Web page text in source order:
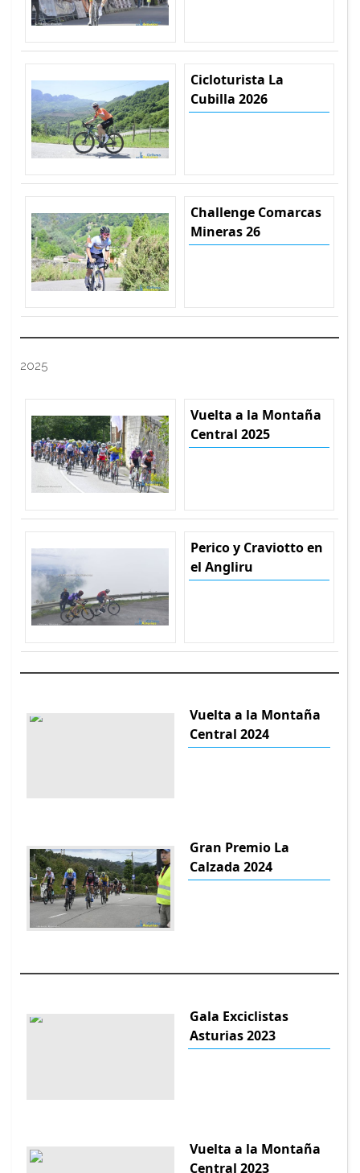
Cicloturista La
Cubilla 2026
Challenge Comarcas
Mineras 26
2025
Vuelta a la Montaña
Central 2025
Perico y Craviotto en
el Angliru
Vuelta a la Montaña
Central 2024
Gran Premio La
Calzada 2024
Gala Exciclistas
Asturias 2023
Vuelta a la Montaña
Central 2023